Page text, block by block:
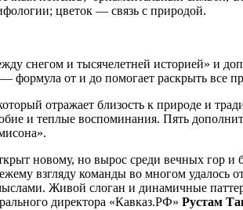
цветок — связь с природой.
снегом и тысячелетней историей» и
формула от и до помогает раскрыть все
отражает близость к природе и
и теплые воспоминания. Пять
новому, но вырос среди вечных гор и
взгляду команды во многом
Живой слоган и динамичные
директора «Кавказ.РФ» Рустам